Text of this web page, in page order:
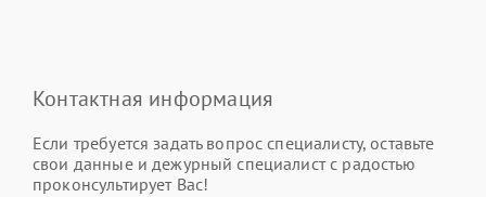
Контактная информация
Если требуется задать вопрос специалисту, оставьте
свои данные и дежурный специалист с радостью
проконсультирует Вас!